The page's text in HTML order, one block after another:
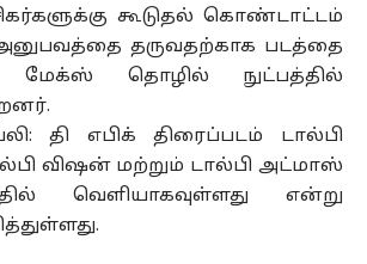
கூடுதல் கொண்டாட்டம்
தருவதற்காக படத்தை
மேக்ஸ் தொழில் நுட்பத்தில்
தி எபிக் திரைப்படம் டால்பி
விஷன் மற்றும் டால்பி அட்மாஸ்
வெளியாகவுள்ளது என்று